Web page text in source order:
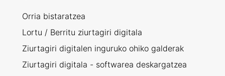
Orria bistaratzea
Lortu / Berritu ziurtagiri digitala
Ziurtagiri digitalen inguruko ohiko galderak
Ziurtagiri digitala - softwarea deskargatzea